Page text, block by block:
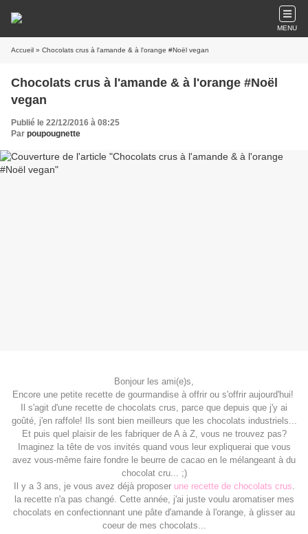
MENU
Accueil » Chocolats crus à l'amande & à l'orange #Noël vegan
Chocolats crus à l'amande & à l'orange #Noël
vegan
Publié le 22/12/2016 à 08:25
Par poupougnette
Bonjour les ami(e)s,
Encore une petite recette de gourmandise à offrir ou s'offrir aujourd'hui!
Il s'agit d'une recette de chocolats crus, parce que depuis que j'y ai
goûté, j'en raffole! Ils sont bien meilleurs que les chocolats industriels...
Et puis quel plaisir de les fabriquer de A à Z, vous ne trouvez pas?
Imaginez la tête de vos invités quand vous leur expliquerai que vous
avez vous-même faire fondre le beurre de cacao en le mélangeant à du
chocolat cru... ;)
Il y a 3 ans, je vous avez déjà proposer une recette de chocolats crus.
la recette n'a pas changé. Cette année, j'ai juste voulu aromatiser mes
chocolats en confectionnant une pâte d'amande à l'orange, à glisser au
coeur de mes chocolats...